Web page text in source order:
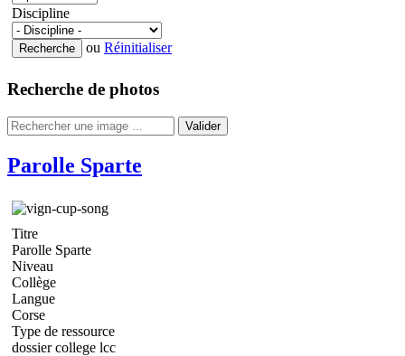
Discipline
ou Réinitialiser
Recherche de photos
Valider
Parolle Sparte
Titre
Parolle Sparte
Niveau
Collège
Langue
Corse
Type de ressource
dossier college lcc